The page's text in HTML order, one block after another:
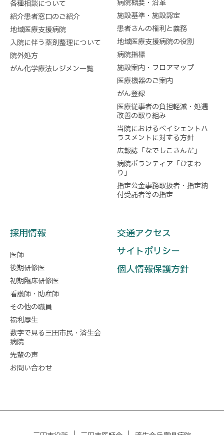
各種相談について
紹介患者窓口のご紹介
地域医療支援病院
入院に伴う薬剤整理について
院外処方
がん化学療法レジメン一覧
病院概要・沿革
施設基準・施設認定
患者さんの権利と義務
地域医療支援病院の役割
病院指標
施設案内・フロアマップ
医療機器のご案内
がん登録
医療従事者の負担軽減・処遇
改善の取り組み
当院におけるペイシェントハ
ラスメントに対する方針
広報誌「なでしこさんだ」
病院ボランティア「ひまわ
り」
指定公金事務取扱者・指定納
付受託者等の指定
採用情報
医師
後期研修医
初期臨床研修医
看護師・助産師
その他の職員
福利厚生
数字で見る三田市民・済生会
病院
先輩の声
お問い合わせ
交通アクセス
サイトポリシー
個人情報保護方針